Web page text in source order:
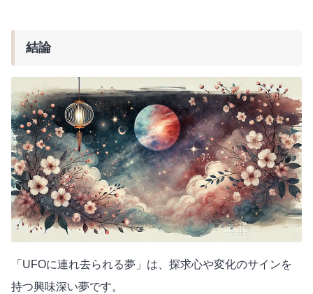
結論
「UFOに連れ去られる夢」は、探求心や変化のサインを
持つ興味深い夢です。